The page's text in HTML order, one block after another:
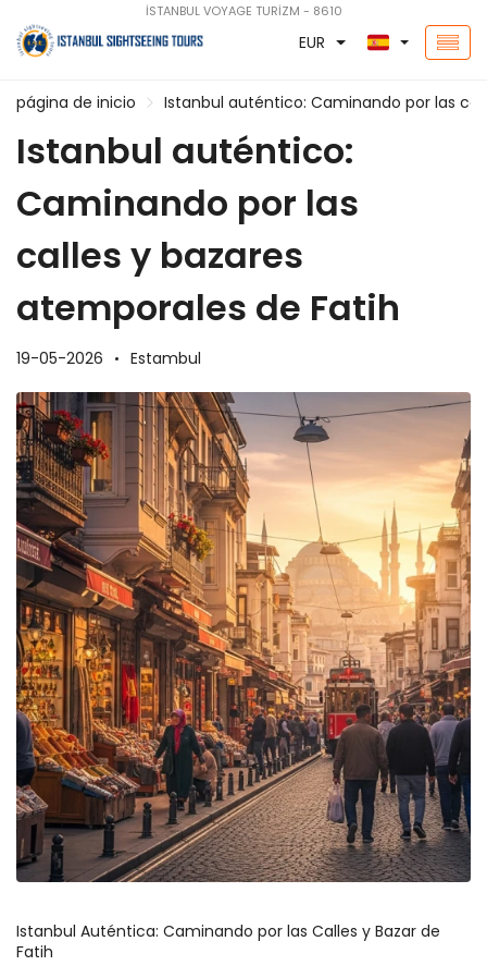
İSTANBUL VOYAGE TURİZM - 8610
EUR
página de inicio Istanbul auténtico: Caminando por las
Istanbul auténtico:
Caminando por las
calles y bazares
atemporales de Fatih
19-05-2026 Estambul
Istanbul Auténtica: Caminando por las Calles y Bazar de
Fatih